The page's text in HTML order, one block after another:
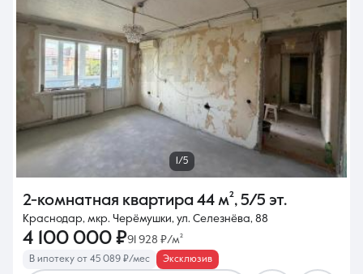
1/5
2-комнатная квартира 44 м², 5/5 эт.
Краснодар, мкр. Черёмушки, ул. Селезнёва, 88
4 100 000 ₽91 928 ₽/м²
В ипотеку от 45 089 ₽/мес Эксклюзив